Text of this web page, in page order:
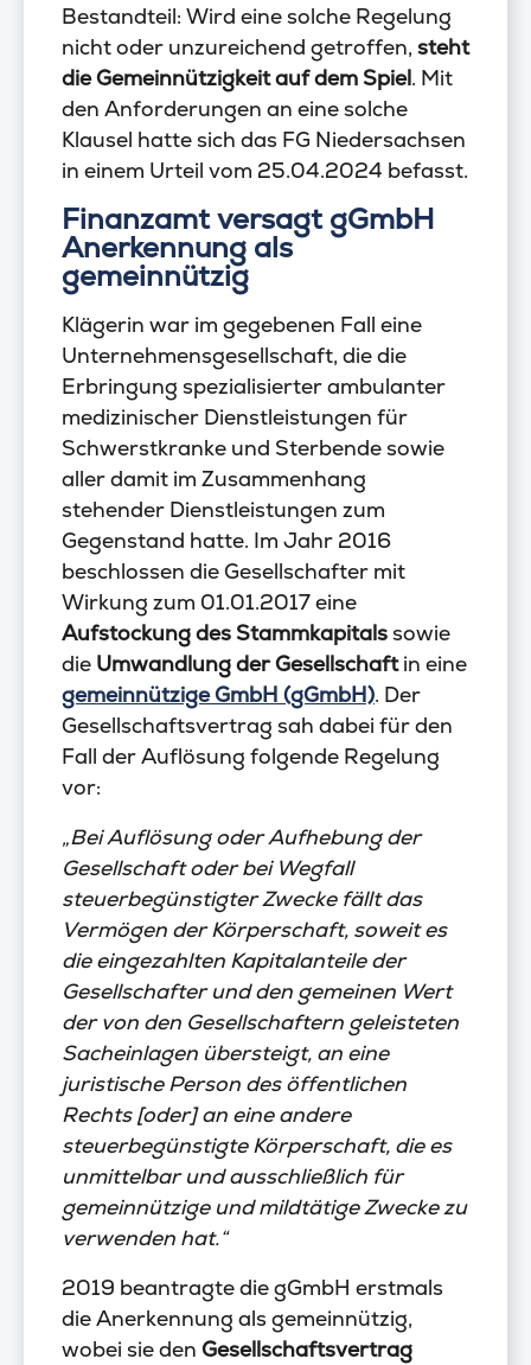
Bestandteil: Wird eine solche Regelung
nicht oder unzureichend getroffen, steht
die Gemeinnützigkeit auf dem Spiel. Mit
den Anforderungen an eine solche
Klausel hatte sich das FG Niedersachsen
in einem Urteil vom 25.04.2024 befasst.
Finanzamt versagt gGmbH
Anerkennung als
gemeinnützig
Klägerin war im gegebenen Fall eine
Unternehmensgesellschaft, die die
Erbringung spezialisierter ambulanter
medizinischer Dienstleistungen für
Schwerstkranke und Sterbende sowie
aller damit im Zusammenhang
stehender Dienstleistungen zum
Gegenstand hatte. Im Jahr 2016
beschlossen die Gesellschafter mit
Wirkung zum 01.01.2017 eine
Aufstockung des Stammkapitalssowie
die Umwandlung der Gesellschaftin eine
gemeinnützige GmbH (gGmbH). Der
Gesellschaftsvertrag sah dabei für den
Fall der Auflösung folgende Regelung
vor:
„Bei Auflösung oder Aufhebung der
Gesellschaft oder bei Wegfall
steuerbegünstigter Zwecke fällt das
Vermögen der Körperschaft, soweit es
die eingezahlten Kapitalanteile der
Gesellschafter und den gemeinen Wert
der von den Gesellschaftern geleisteten
Sacheinlagen übersteigt, an eine
juristische Person des öffentlichen
Rechts [oder] an eine andere
steuerbegünstigte Körperschaft, die es
unmittelbar und ausschließlich für
gemeinnützige und mildtätige Zwecke zu
verwenden hat.“
2019 beantragte die gGmbH erstmals
die Anerkennung als gemeinnützig,
wobei sie den Gesellschaftsvertrag